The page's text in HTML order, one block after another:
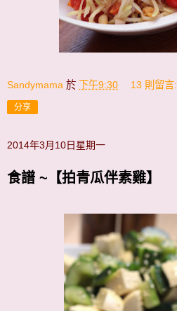
Sandymama 於 下午9:30 13 則留言:
分享
2014年3月10日星期一
食譜 ~【拍青瓜伴素雞】